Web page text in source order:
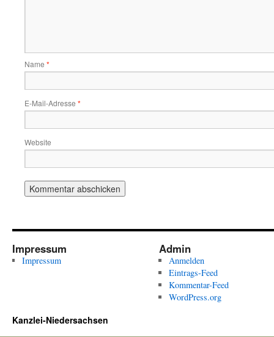
Name *
E-Mail-Adresse *
Website
Impressum
Impressum
Admin
Anmelden
Eintrags-Feed
Kommentar-Feed
WordPress.org
Kanzlei-Niedersachsen